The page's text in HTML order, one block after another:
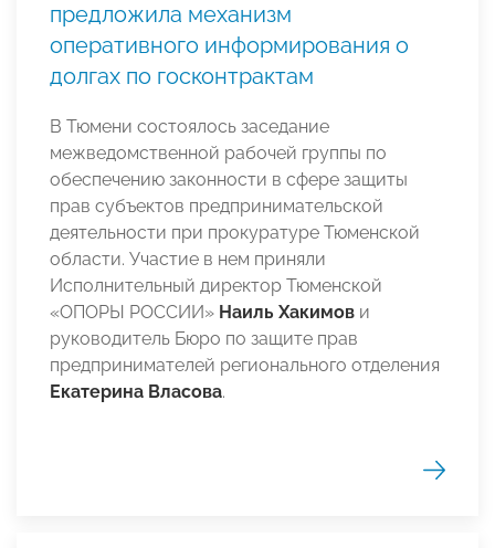
предложила механизм
оперативного информирования о
долгах по госконтрактам
В Тюмени состоялось заседание
межведомственной рабочей группы по
обеспечению законности в сфере защиты
прав субъектов предпринимательской
деятельности при прокуратуре Тюменской
области. Участие в нем приняли
Исполнительный директор Тюменской
«ОПОРЫ РОССИИ» Наиль Хакимов и
руководитель Бюро по защите прав
предпринимателей регионального отделения
Екатерина Власова.